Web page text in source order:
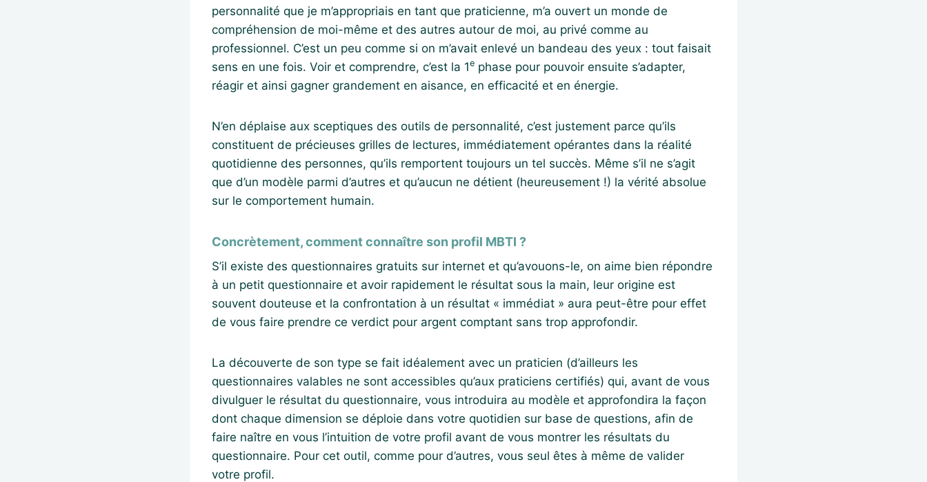
personnalité que je m’appropriais en tant que praticienne, m’a ouvert un monde de
compréhension de moi-même et des autres autour de moi, au privé comme au
professionnel. C’est un peu comme si on m’avait enlevé un bandeau des yeux : tout faisait
sens en une fois. Voir et comprendre, c’est la 1e phase pour pouvoir ensuite s’adapter,
réagir et ainsi gagner grandement en aisance, en efficacité et en énergie.
N’en déplaise aux sceptiques des outils de personnalité, c’est justement parce qu’ils
constituent de précieuses grilles de lectures, immédiatement opérantes dans la réalité
quotidienne des personnes, qu’ils remportent toujours un tel succès. Même s’il ne s’agit
que d’un modèle parmi d’autres et qu’aucun ne détient (heureusement !) la vérité absolue
sur le comportement humain.
Concrètement, comment connaître son profil MBTI ?
S’il existe des questionnaires gratuits sur internet et qu’avouons-le, on aime bien répondre
à un petit questionnaire et avoir rapidement le résultat sous la main, leur origine est
souvent douteuse et la confrontation à un résultat « immédiat » aura peut-être pour effet
de vous faire prendre ce verdict pour argent comptant sans trop approfondir.
La découverte de son type se fait idéalement avec un praticien (d’ailleurs les
questionnaires valables ne sont accessibles qu’aux praticiens certifiés) qui, avant de vous
divulguer le résultat du questionnaire, vous introduira au modèle et approfondira la façon
dont chaque dimension se déploie dans votre quotidien sur base de questions, afin de
faire naître en vous l’intuition de votre profil avant de vous montrer les résultats du
questionnaire. Pour cet outil, comme pour d’autres, vous seul êtes à même de valider
votre profil.